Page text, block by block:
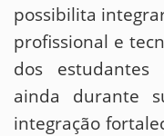
possibilita
profissional e
dos estudantes
ainda durante
integração